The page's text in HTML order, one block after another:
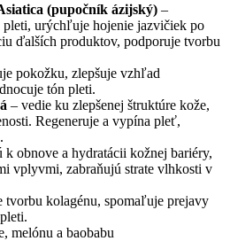
(pupočník ázijský) –
pleti, urýchľuje hojenie jazvičiek po
ďalších produktov, podporuje tvorbu
pokožku, zlepšuje vzhľad
tón pleti.
– vedie ku zlepšenej štruktúre kože,
Regeneruje a vypína pleť,
k obnove a hydratácii kožnej bariéry,
vplyvmi, zabraňujú strate vlhkosti v
tvorbu kolagénu, spomaľuje prejavy
melónu a baobabu